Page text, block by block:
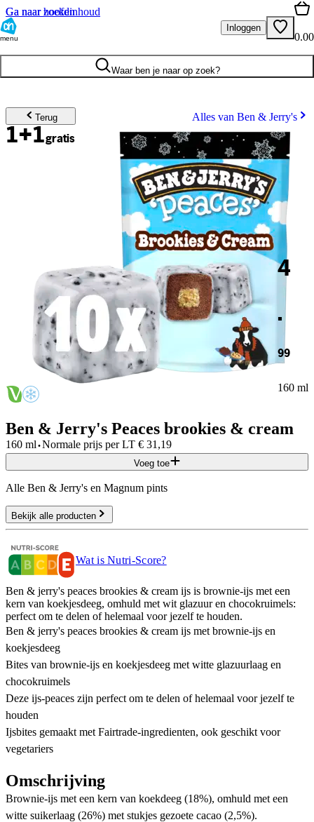
Ga naar hoofdinhoud
Ga naar zoeken
menu
Inloggen
0.00
Waar ben je naar op zoek?
Terug Alles van Ben & Jerry's
1+1gratis
4
.
99
160 ml
Ben & Jerry's Peaces brookies & cream
160 ml·Normale prijs per LT € 31,19
Voeg toe
Alle Ben & Jerry's en Magnum pints
Bekijk alle producten
Wat is Nutri-Score?
Ben & jerry's peaces brookies & cream ijs is brownie-ijs met een
kern van koekjesdeeg, omhuld met wit glazuur en chocokruimels:
perfect om te delen of helemaal voor jezelf te houden.
Ben & jerry's peaces brookies & cream ijs met brownie-ijs en
koekjesdeeg
Bites van brownie-ijs en koekjesdeeg met witte glazuurlaag en
chocokruimels
Deze ijs-peaces zijn perfect om te delen of helemaal voor jezelf te
houden
Ijsbites gemaakt met Fairtrade-ingredienten, ook geschikt voor
vegetariers
Omschrijving
Brownie-ijs met een kern van koekdeeg (18%), omhuld met een
witte suikerlaag (26%) met stukjes gezoete cacao (2,5%).